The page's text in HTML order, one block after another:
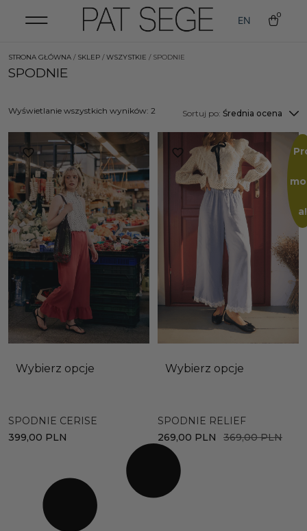
EN 0
STRONA GŁÓWNA / SKLEP /WSZYSTKIE / SPODNIE
SPODNIE
Sortuj po: Średnia ocena
Wybierz opcje
SPODNIE CERISE
399,00 PLN
a!
Wybierz opcje
SPODNIE RELIEF
369,00PLN
269,00 PLN
Wyświetlanie wszystkich wyników: 2